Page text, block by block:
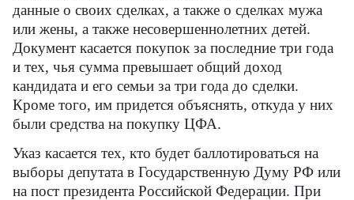
данные о своих сделках, а также о сделках мужа
или жены, а также несовершеннолетних детей.
Документ касается покупок за последние три года
и тех, чья сумма превышает общий доход
кандидата и его семьи за три года до сделки.
Кроме того, им придется объяснять, откуда у них
были средства на покупку ЦФА.
Указ касается тех, кто будет баллотироваться на
выборы депутата в Государственную Думу РФ или
на пост президента Российской Федерации. При